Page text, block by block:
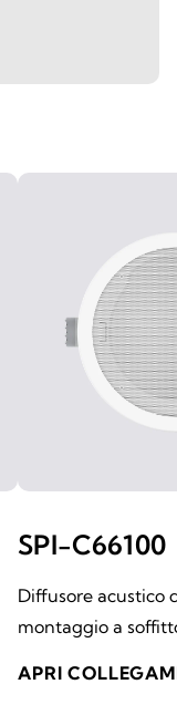
SPI-C66100
Diffusore acustico
montaggio a
APRI